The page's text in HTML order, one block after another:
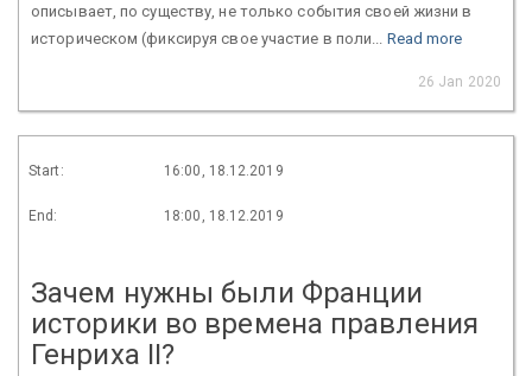
описывает, по существу, не только события своей жизни в
историческом (фиксируя свое участие в поли... Read more
26 Jan 2020
Start: 16:00, 18.12.2019
End: 18:00, 18.12.2019
Зачем нужны были Франции
историки во времена правления
Генриха II?